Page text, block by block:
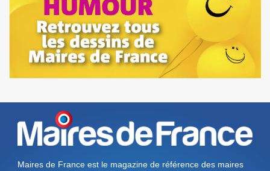
Maires de France est le magazine de référence des maires